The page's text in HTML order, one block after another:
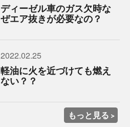
ディーゼル車のガス欠時な
ぜエア抜きが必要なの？
2022.02.25
軽油に火を近づけても燃え
ない？？
もっと見る